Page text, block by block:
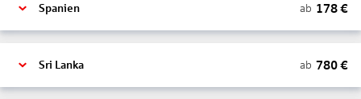
Spanien ab 178€
Sri Lanka ab 780€